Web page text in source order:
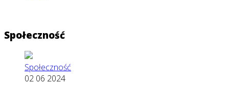
Społeczność
Społeczność
02 06 2024